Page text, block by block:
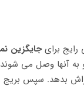
رایج برایجایگزین
آنها وصل می
تراش بدهد. سپس